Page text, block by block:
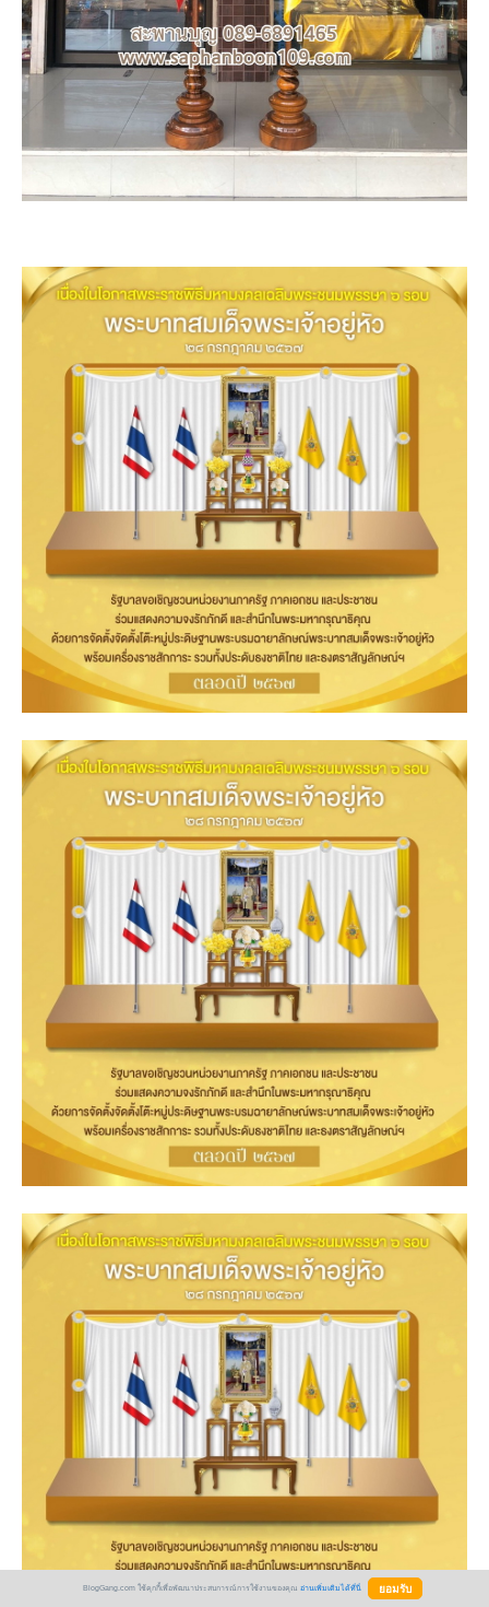
BlogGang.com ใช้คุกกี้เพื่อพัฒนาประสบการณ์การใช้งานของคุณ อ่านเพิ่มเติมได้ที่นี่